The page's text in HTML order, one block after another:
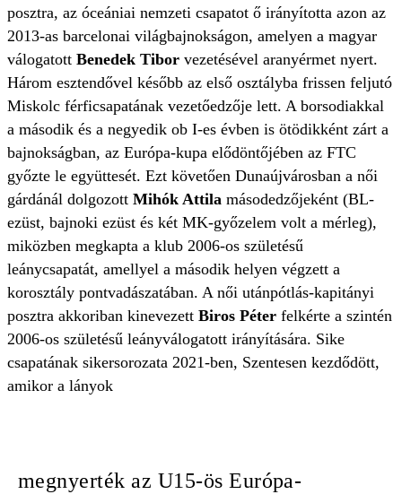
posztra, az óceániai nemzeti csapatot ő irányította azon az
2013-as barcelonai világbajnokságon, amelyen a magyar
válogatott Benedek Tibor vezetésével aranyérmet nyert.
Három esztendővel később az első osztályba frissen feljutó
Miskolc férficsapatának vezetőedzője lett. A borsodiakkal
a második és a negyedik ob I-es évben is ötödikként zárt a
bajnokságban, az Európa-kupa elődöntőjében az FTC
győzte le együttesét. Ezt követően Dunaújvárosban a női
gárdánál dolgozott Mihók Attila másodedzőjeként (BL-
ezüst, bajnoki ezüst és két MK-győzelem volt a mérleg),
miközben megkapta a klub 2006-os születésű
leánycsapatát, amellyel a második helyen végzett a
korosztály pontvadászatában. A női utánpótlás-kapitányi
posztra akkoriban kinevezett Biros Péter felkérte a szintén
2006-os születésű leányválogatott irányítására. Sike
csapatának sikersorozata 2021-ben, Szentesen kezdődött,
amikor a lányok
megnyerték az U15-ös Európa-